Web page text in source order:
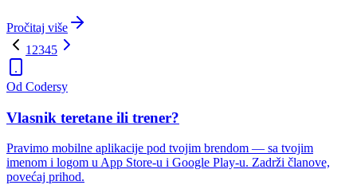
Pročitaj više
1 2345
Od Codersy
Vlasnik teretane ili trener?
Pravimo mobilne aplikacije pod tvojim brendom — sa tvojim
imenom i logom u App Store-u i Google Play-u. Zadrži članove,
povećaj prihod.